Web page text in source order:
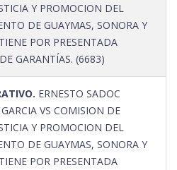
Y PROMOCION DEL
DE GUAYMAS, SONORA Y
POR PRESENTADA
GARANTÍAS. (6683)
ERNESTO SADOC
VS COMISION DE
Y PROMOCION DEL
DE GUAYMAS, SONORA Y
POR PRESENTADA